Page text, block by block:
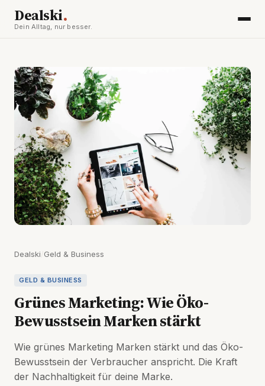
Dealski.
Dein Alltag, nur besser.
Dealski Geld & Business
GELD & BUSINESS
Grünes Marketing: Wie Öko-
Bewusstsein Marken stärkt
Wie grünes Marketing Marken stärkt und das Öko-
Bewusstsein der Verbraucher anspricht. Die Kraft
der Nachhaltigkeit für deine Marke.